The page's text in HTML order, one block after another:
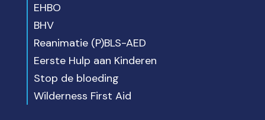
EHBO
BHV
Reanimatie (P)BLS-AED
Eerste Hulp aan Kinderen
Stop de bloeding
Wilderness First Aid